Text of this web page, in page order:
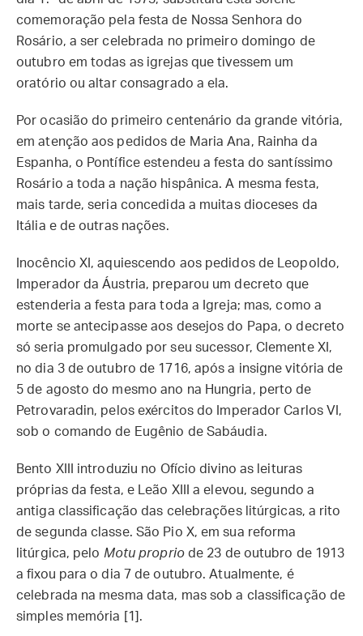
comemoração pela festa de Nossa Senhora do
Rosário, a ser celebrada no primeiro domingo de
outubro em todas as igrejas que tivessem um
oratório ou altar consagrado a ela.
Por ocasião do primeiro centenário da grande vitória,
em atenção aos pedidos de Maria Ana, Rainha da
Espanha, o Pontífice estendeu a festa do santíssimo
Rosário a toda a nação hispânica. A mesma festa,
mais tarde, seria concedida a muitas dioceses da
Itália e de outras nações.
Inocêncio XI, aquiescendo aos pedidos de Leopoldo,
Imperador da Áustria, preparou um decreto que
estenderia a festa para toda a Igreja; mas, como a
morte se antecipasse aos desejos do Papa, o decreto
só seria promulgado por seu sucessor, Clemente XI,
no dia 3 de outubro de 1716, após a insigne vitória de
5 de agosto do mesmo ano na Hungria, perto de
Petrovaradin, pelos exércitos do Imperador Carlos VI,
sob o comando de Eugênio de Sabáudia.
Bento XIII introduziu no Ofício divino as leituras
próprias da festa, e Leão XIII a elevou, segundo a
antiga classificação das celebrações litúrgicas, a rito
de segunda classe. São Pio X, em sua reforma
litúrgica, pelo Motu propriode 23 de outubro de 1913
a fixou para o dia 7 de outubro. Atualmente, é
celebrada na mesma data, mas sob a classificação de
simples memória [1].